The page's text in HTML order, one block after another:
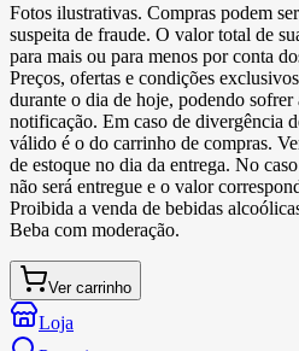
Fotos ilustrativas. Compras podem
suspeita de fraude. O valor total de
para mais ou para menos por conta
Preços, ofertas e condições
durante o dia de hoje, podendo sofrer
notificação. Em caso de divergência
válido é o do carrinho de compras.
de estoque no dia da entrega. No
não será entregue e o valor
Proibida a venda de bebidas
Beba com moderação.
Ver carrinho
Loja